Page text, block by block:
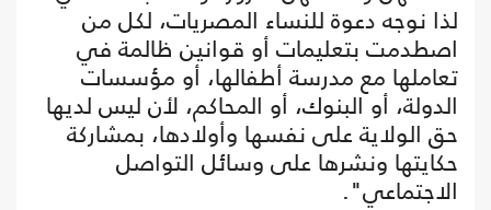
لذا نوجه دعوة للنساء المصريات، لكل من
اصطدمت بتعليمات أو قوانين ظالمة في
تعاملها مع مدرسة أطفالها، أو مؤسسات
الدولة، أو البنوك، أو المحاكم، لأن ليس لديها
حق الولاية على نفسها وأولادها، بمشاركة
حكايتها ونشرها على وسائل التواصل
الاجتماعي".